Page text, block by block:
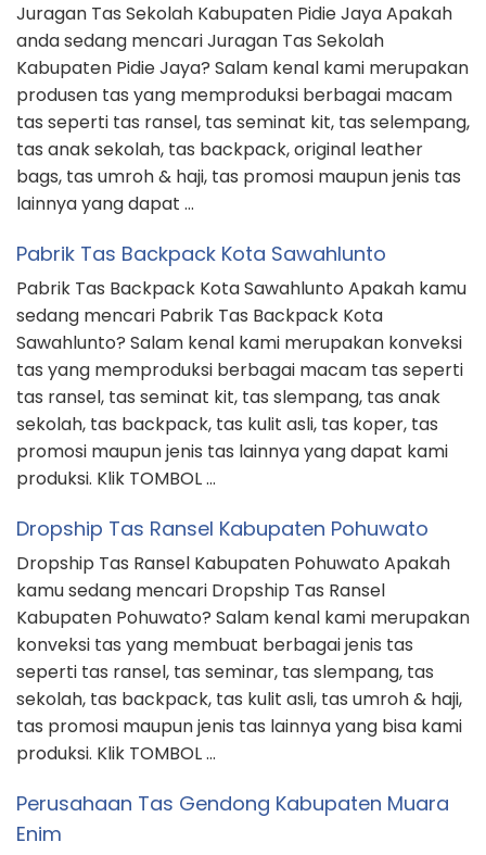
Juragan Tas Sekolah Kabupaten Pidie Jaya Apakah
anda sedang mencari Juragan Tas Sekolah
Kabupaten Pidie Jaya? Salam kenal kami merupakan
produsen tas yang memproduksi berbagai macam
tas seperti tas ransel, tas seminat kit, tas selempang,
tas anak sekolah, tas backpack, original leather
bags, tas umroh & haji, tas promosi maupun jenis tas
lainnya yang dapat …
Pabrik Tas Backpack Kota Sawahlunto
Pabrik Tas Backpack Kota Sawahlunto Apakah kamu
sedang mencari Pabrik Tas Backpack Kota
Sawahlunto? Salam kenal kami merupakan konveksi
tas yang memproduksi berbagai macam tas seperti
tas ransel, tas seminat kit, tas slempang, tas anak
sekolah, tas backpack, tas kulit asli, tas koper, tas
promosi maupun jenis tas lainnya yang dapat kami
produksi. Klik TOMBOL …
Dropship Tas Ransel Kabupaten Pohuwato
Dropship Tas Ransel Kabupaten Pohuwato Apakah
kamu sedang mencari Dropship Tas Ransel
Kabupaten Pohuwato? Salam kenal kami merupakan
konveksi tas yang membuat berbagai jenis tas
seperti tas ransel, tas seminar, tas slempang, tas
sekolah, tas backpack, tas kulit asli, tas umroh & haji,
tas promosi maupun jenis tas lainnya yang bisa kami
produksi. Klik TOMBOL …
Perusahaan Tas Gendong Kabupaten Muara
Enim